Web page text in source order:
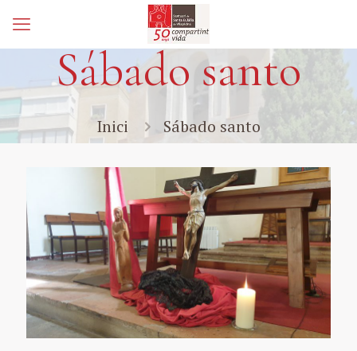
Sábado santo
Inici Sábado santo